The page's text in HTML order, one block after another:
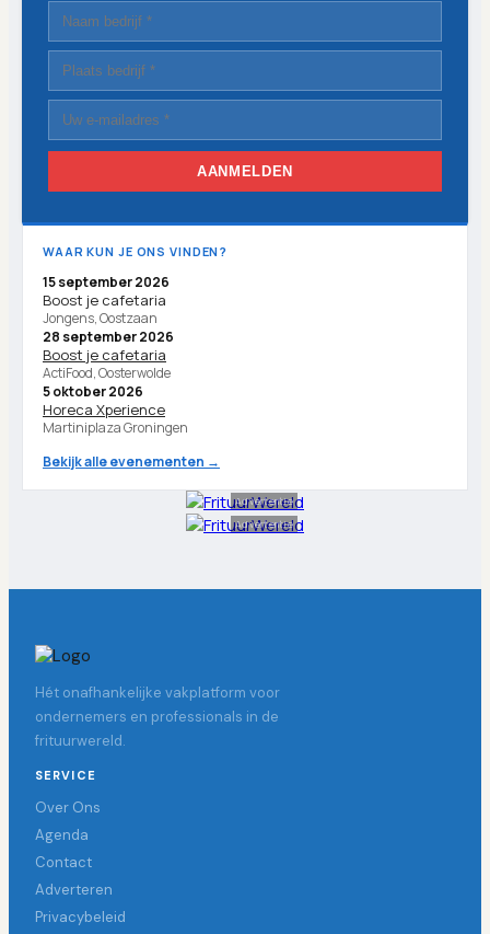
AANMELDEN
WAAR KUN JE ONS VINDEN?
15 september 2026
Boost je cafetaria
Jongens, Oostzaan
28 september 2026
Boost je cafetaria
ActiFood, Oosterwolde
5 oktober 2026
Horeca Xperience
Martiniplaza Groningen
Bekijk alle evenementen →
Advertentie
Advertentie
Hét onafhankelijke vakplatform voor
ondernemers en professionals in de
frituurwereld.
SERVICE
Over Ons
Agenda
Contact
Adverteren
Privacybeleid